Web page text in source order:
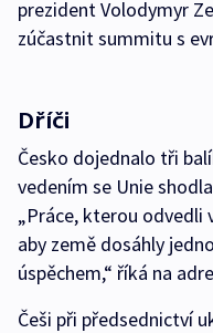
prezident Volodymyr
zúčastnit summitu s
Dříči
Česko dojednalo tři
vedením se Unie
„Práce, kterou odvedli
aby země dosáhly
úspěchem,“ říká na
Češi při předsednictví